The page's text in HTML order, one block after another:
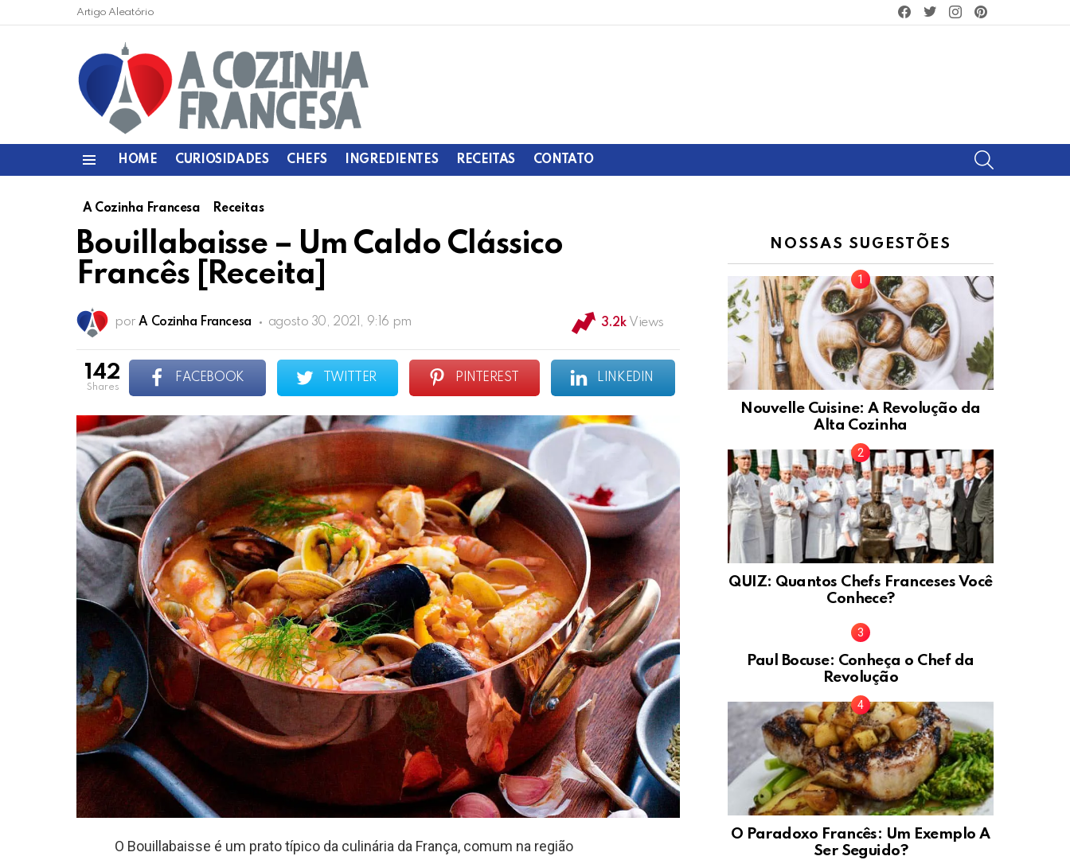
Artigo Aleatório
facebooktwitterinstagram
HOME CURIOSIDADES CHEFS INGREDIENTES RECEITAS CONTATO
A Cozinha Francesa Receitas
Bouillabaisse – Um Caldo Clássico
Francês [Receita]
por A Cozinha Francesa agosto 30, 2021, 9:16 pm 3.2k Views
142
shares
FACEBOOK TWITTER PINTEREST LINKEDIN
O Bouillabaisse é um prato típico da culinária da França, comum na região
NOSSAS SUGESTÕES
Nouvelle Cuisine: A Revolução da
Alta Cozinha
QUIZ: Quantos Chefs Franceses Você
Conhece?
Paul Bocuse: Conheça o Chef da
Revolução
O Paradoxo Francês: Um Exemplo A
Ser Seguido?